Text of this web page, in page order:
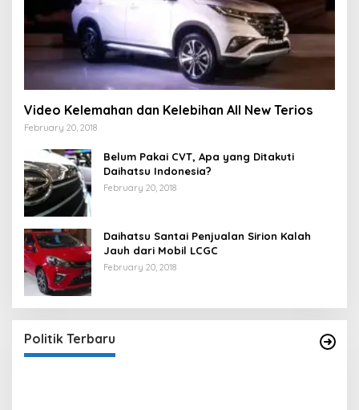
Video Kelemahan dan Kelebihan All New Terios
February 20, 2018
Belum Pakai CVT, Apa yang Ditakuti
Daihatsu Indonesia?
February 20, 2018
Daihatsu Santai Penjualan Sirion Kalah
Jauh dari Mobil LCGC
February 20, 2018
Politik Terbaru
Yasin
In Berita, Politik |